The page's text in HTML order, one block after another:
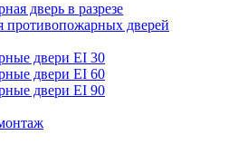
дверь в разрезе
противопожарных дверей
двери EI 30
двери EI 60
двери EI 90